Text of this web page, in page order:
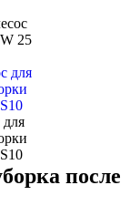
25
после